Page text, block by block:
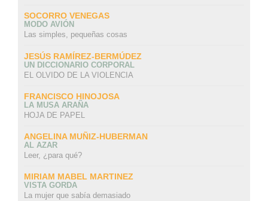
SOCORRO VENEGAS
MODO AVIÓN
Las simples, pequeñas cosas
JESÚS RAMÍREZ-BERMÚDEZ
UN DICCIONARIO CORPORAL
EL OLVIDO DE LA VIOLENCIA
FRANCISCO HINOJOSA
LA MUSA ARAÑA
HOJA DE PAPEL
ANGELINA MUÑIZ-HUBERMAN
AL AZAR
Leer, ¿para qué?
MIRIAM MABEL MARTINEZ
VISTA GORDA
La mujer que sabía demasiado